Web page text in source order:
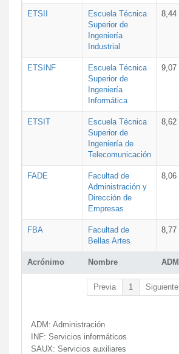
Acrónimo Nombre ADM
ETSII
Escuela Técnica
Superior de
Ingeniería
Industrial
8,44
ETSINF
Escuela Técnica
Superior de
Ingeniería
Informática
9,07
ETSIT
Escuela Técnica
Superior de
Ingeniería de
Telecomunicación
8,62
FADE
Facultad de
Administración y
Dirección de
Empresas
8,06
FBA
Facultad de
Bellas Artes
8,77
Previa 1 Siguiente
ADM: Administración
INF: Servicios informáticos
SAUX: Servicios auxiliares